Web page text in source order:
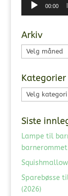
00:00
Arkiv
Arkiv
Kategorier
Kategorier
Siste
Lampe til
barnerommet
Sparebøsse
(2026)